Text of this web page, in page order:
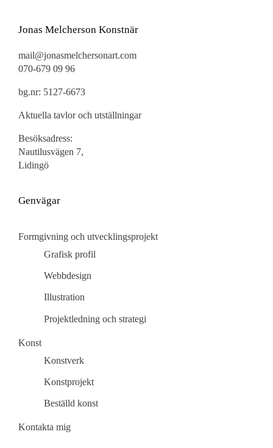
Jonas Melcherson Konstnär
mail@jonasmelchersonart.com
070-679 09 96
bg.nr: 5127-6673
Aktuella tavlor och utställningar
Besöksadress:
Nautilusvägen 7,
Lidingö
Genvägar
Formgivning och utvecklingsprojekt
Grafisk profil
Webbdesign
Illustration
Projektledning och strategi
Konst
Konstverk
Konstprojekt
Beställd konst
Kontakta mig